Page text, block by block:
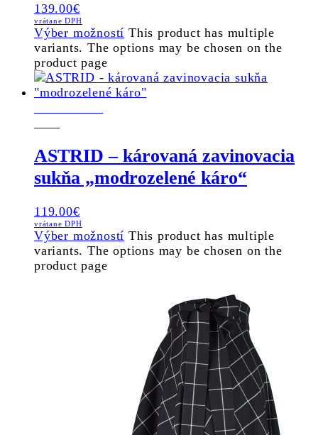
139.00€
vrátane DPH
Výber možností This product has multiple
variants. The options may be chosen on the
product page
ASTRID – károvaná zavinovacia
sukňa „modrozelené káro“
119.00€
vrátane DPH
Výber možností This product has multiple
variants. The options may be chosen on the
product page